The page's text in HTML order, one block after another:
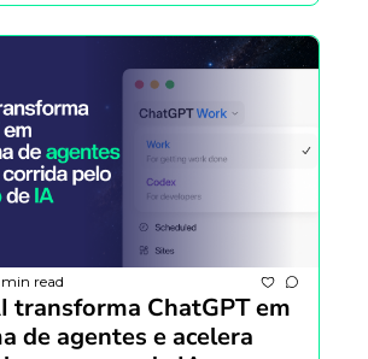
min read
transforma ChatGPT em
de agentes e acelera